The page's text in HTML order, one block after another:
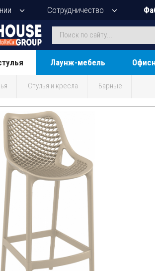
Сотрудничество
Лаунж-мебель
Стулья и кресла Барные